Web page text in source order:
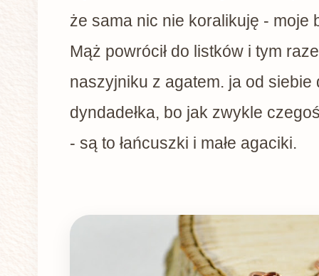
że sama nic nie koralikuję - moje
Mąż powrócił do listków i tym
naszyjniku z agatem. ja od siebie
dyndadełka, bo jak zwykle
- są to łańcuszki i małe agaciki.